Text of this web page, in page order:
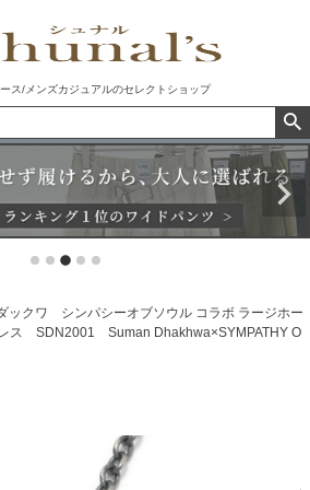
ス/メンズカジュアルのセレクトショップ
ックワ シンパシーオブソウル コラボ ラージホー
ス SDN2001 Suman Dhakhwa×SYMPATHY O